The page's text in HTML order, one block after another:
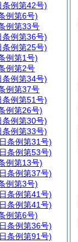
例第42号)
例第6号)
例第33号
例第36号)
例第25号)
例第1号)
例第2号
例第34号)
例第37号
例第51号)
例第26号)
例第30号)
例第33号)
条例第31号)
条例第53号)
例第13号)
条例第37号)
例第3号)
条例第41号)
条例第41号)
例第6号)
条例第36号)
条例第91号)